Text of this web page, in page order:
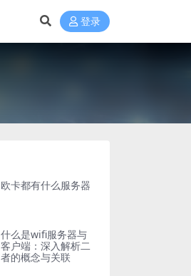
登录
欧卡都有什么服务器
什么是wifi服务器与
客户端：深入解析二
者的概念与关联